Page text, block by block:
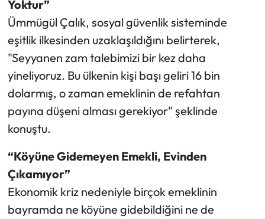
Yoktur”
Ümmügül Çalık, sosyal güvenlik sisteminde
eşitlik ilkesinden uzaklaşıldığını belirterek,
"Seyyanen zam talebimizi bir kez daha
yineliyoruz. Bu ülkenin kişi başı geliri 16 bin
dolarmış, o zaman emeklinin de refahtan
payına düşeni alması gerekiyor" şeklinde
konuştu.
“Köyüne Gidemeyen Emekli, Evinden
Çıkamıyor”
Ekonomik kriz nedeniyle birçok emeklinin
bayramda ne köyüne gidebildiğini ne de